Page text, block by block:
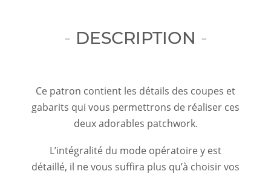
DESCRIPTION
Ce patron contient les détails des coupes et
gabarits qui vous permettrons de réaliser ces
deux adorables patchwork.
L’intégralité du mode opératoire y est
détaillé, il ne vous suffira plus qu’à choisir vos